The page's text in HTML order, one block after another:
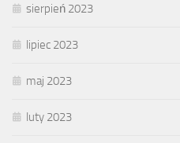
sierpień 2023
lipiec 2023
maj 2023
luty 2023